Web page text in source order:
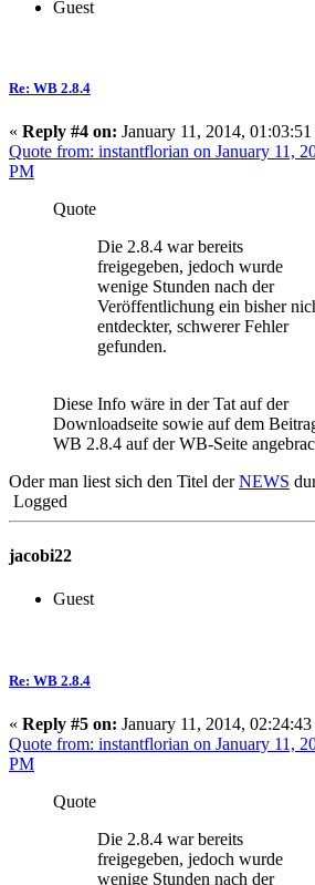
Guest
Re: WB 2.8.4
« Reply #4 on: January 11, 2014,
Quote from: instantflorian on January 11,
PM
Quote
Die 2.8.4 war bereits
freigegeben, jedoch wurde
wenige Stunden nach der
Veröffentlichung ein bisher
entdeckter, schwerer Fehler
gefunden.
Diese Info wäre in der Tat auf der
Downloadseite sowie auf dem
WB 2.8.4 auf der WB-Seite
Oder man liest sich den Titel derNEWS
Logged
jacobi22
Guest
Re: WB 2.8.4
« Reply #5 on: January 11, 2014,
Quote from: instantflorian on January 11,
PM
Quote
Die 2.8.4 war bereits
freigegeben, jedoch wurde
wenige Stunden nach der